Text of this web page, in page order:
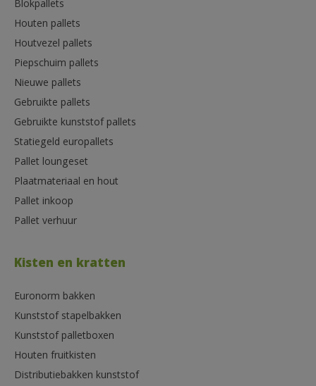
Blokpallets
Houten pallets
Houtvezel pallets
Piepschuim pallets
Nieuwe pallets
Gebruikte pallets
Gebruikte kunststof pallets
Statiegeld europallets
Pallet loungeset
Plaatmateriaal en hout
Pallet inkoop
Pallet verhuur
Kisten en kratten
Euronorm bakken
Kunststof stapelbakken
Kunststof palletboxen
Houten fruitkisten
Distributiebakken kunststof